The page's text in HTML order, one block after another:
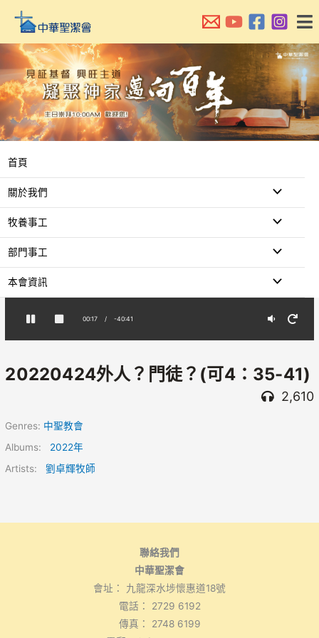
主
內
容
首頁
關於我們
牧養事工
部門事工
本會資訊
00:17 / -40:41
20220424外人？門徒？(可4：35-41)
2,610
Genres: 中聖教會
Albums: 2022年
Artists:劉卓輝牧師
聯絡我們
中華聖潔會
會址： 九龍深水埗懷惠道18號
電話： 2729 6192
傳真： 2748 6199